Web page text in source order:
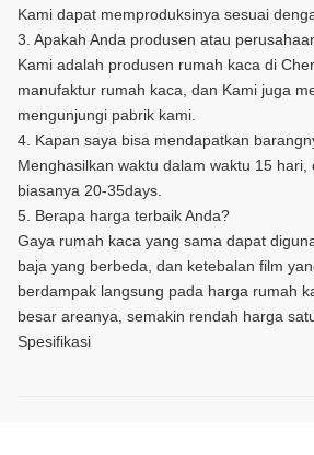
Kami dapat memproduksinya sesuai
3. Apakah Anda produsen atau
Kami adalah produsen rumah kaca di
manufaktur rumah kaca, dan Kami juga
mengunjungi pabrik kami.
4. Kapan saya bisa mendapatkan
Menghasilkan waktu dalam waktu 15 hari,
biasanya 20-35days.
5. Berapa harga terbaik Anda?
Gaya rumah kaca yang sama dapat
baja yang berbeda, dan ketebalan film
berdampak langsung pada harga rumah
besar areanya, semakin rendah harga
Spesifikasi